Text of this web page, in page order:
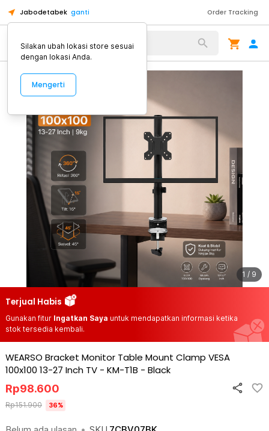
Jabodetabek ganti Order Tracking
Alat Kopi
1 / 9
Terjual Habis
Gunakan fitur Ingatkan Saya untuk mendapatkan informasi ketika
stok tersedia kembali.
WEARSO Bracket Monitor Table Mount Clamp VESA
100x100 13-27 Inch TV - KM-T1B - Black
Rp98.600
Rp151.900 36%
Silakan ubah lokasi store sesuai
dengan lokasi Anda.
Mengerti